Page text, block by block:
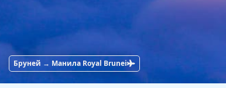
Бруней → Манила Royal Brunei